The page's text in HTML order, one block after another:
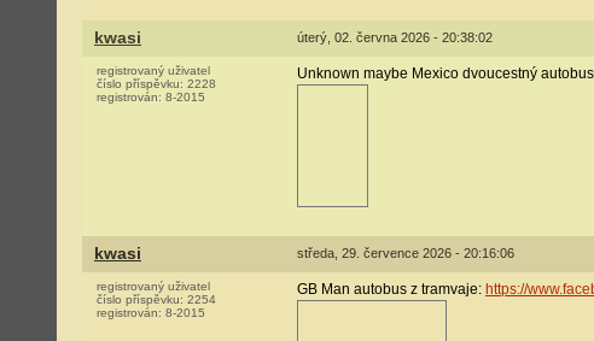
kwasi úterý, 02. června 2026 - 20:38:02
registrovaný uživatel
číslo příspěvku: 2228
registrován: 8-2015
Unknown maybe Mexico dvoucestný
kwasi středa, 29. července 2026 - 20:16:06
registrovaný uživatel
číslo příspěvku: 2254
registrován: 8-2015
GB Man autobus z tramvaje: https://